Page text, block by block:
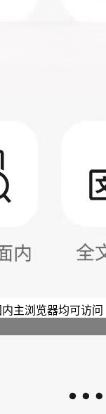
主浏览器均可访问